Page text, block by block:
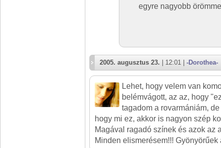
egyre nagyobb
2005. augusztus 23. | 12:01 | -Dorothea-
Lehet, hogy velem van
belémvágott, az az, hogy
tagadom a rovarmániám,
hogy mi ez, akkor is nagyon szép
Magával ragadó színek és azok az
Minden elismerésem!!! Gyönyörűek